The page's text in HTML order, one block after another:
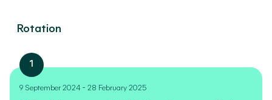
Rotation
1
9 September 2024- 28 February 2025